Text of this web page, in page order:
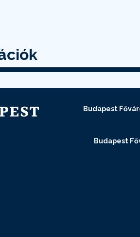
Budapest
Budapest